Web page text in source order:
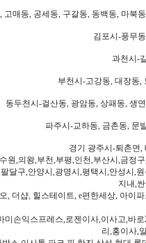
고매동, 공세동, 구갈동, 동백동, 마북
김포시-풍무
과천시-
부천시-고강동, 대장동,
동두천시-걸산동, 광암동, 상패동, 생
파주시-교하동, 금촌동, 문
경기 광주시-퇴촌면,
원,의왕,부천,부평,인천,부산시,금
달구,안양시,광명시,평택시,안성시,
지내,
, 더샵, 힐스테이트, e편한세상, 아이
손익스프레스,로젠이사,이사고,바
리,홍이사,